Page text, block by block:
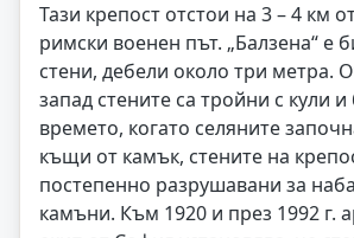
Тази крепост отстои на 3 – 4 км
римски военен път. „Балзена“ е
стени, дебели около три метра.
запад стените са тройни с кули
времето, когато селяните
къщи от камък, стените на
постепенно разрушавани за
камъни. Към 1920 и през 1992 г.